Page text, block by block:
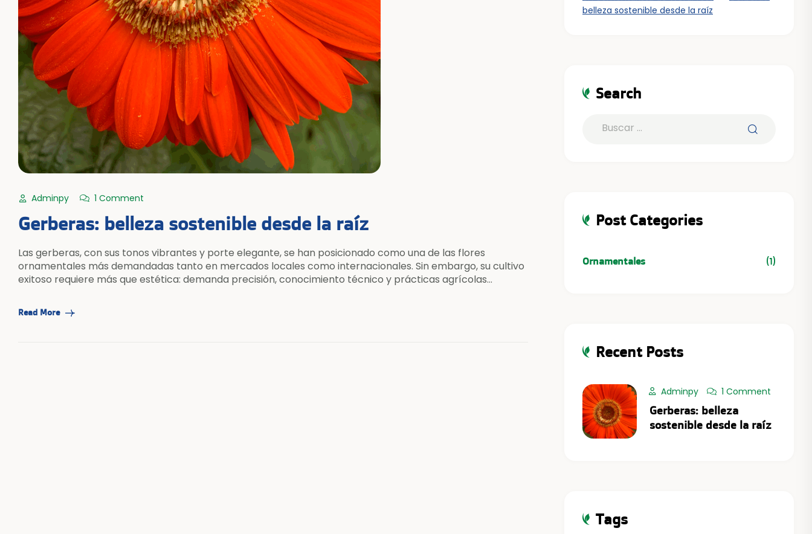
Adminpy 1 Comment
Gerberas: belleza sostenible desde la raíz
Las gerberas, con sus tonos vibrantes y porte elegante, se han posicionado como una de las flores
ornamentales más demandadas tanto en mercados locales como internacionales. Sin embargo, su cultivo
exitoso requiere más que estética: demanda precisión, conocimiento técnico y prácticas agrícolas
Read More
belleza sostenible desde la raíz
Search
Post Categories
Ornamentales (1)
Recent Posts
Adminpy 1 Comment
Gerberas: belleza
sostenible desde la raíz
Tags